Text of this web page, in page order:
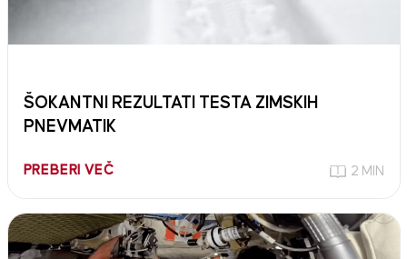
ŠOKANTNI REZULTATI TESTA ZIMSKIH
PNEVMATIK
PREBERI VEČ 2 MIN